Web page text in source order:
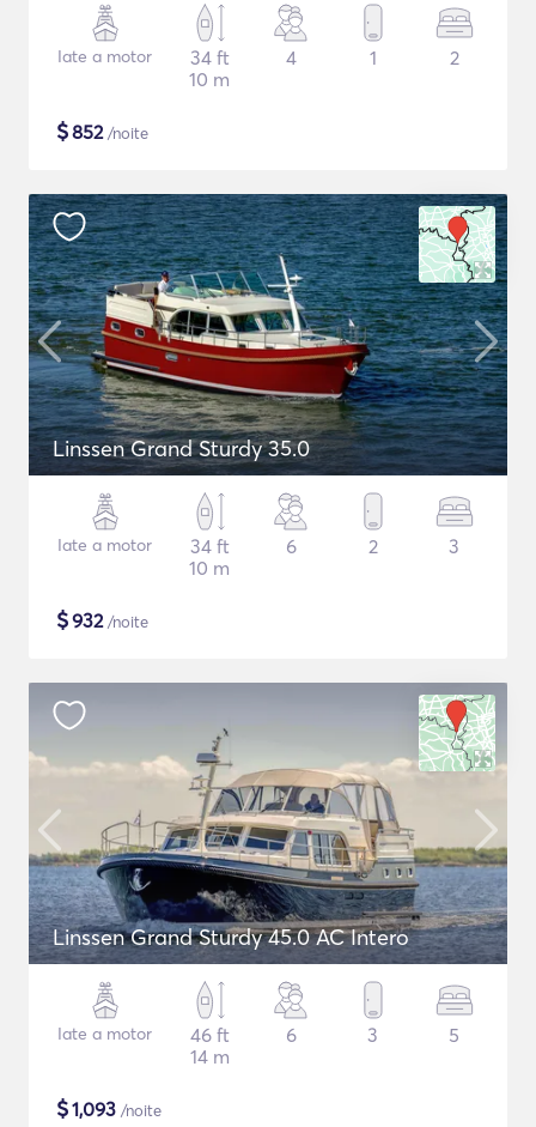
Iate a motor
34 ft
10 m
4 1 2
$852/noite
Linssen Grand Sturdy 35.0
Iate a motor
34 ft
10 m
6 2 3
$932/noite
Linssen Grand Sturdy 45.0 AC Intero
Iate a motor
46 ft
14 m
6 3 5
$1,093 /noite